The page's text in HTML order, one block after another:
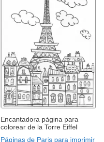
Encantadora página para
colorear de la Torre Eiffel
Páginas de Paris para imprimir